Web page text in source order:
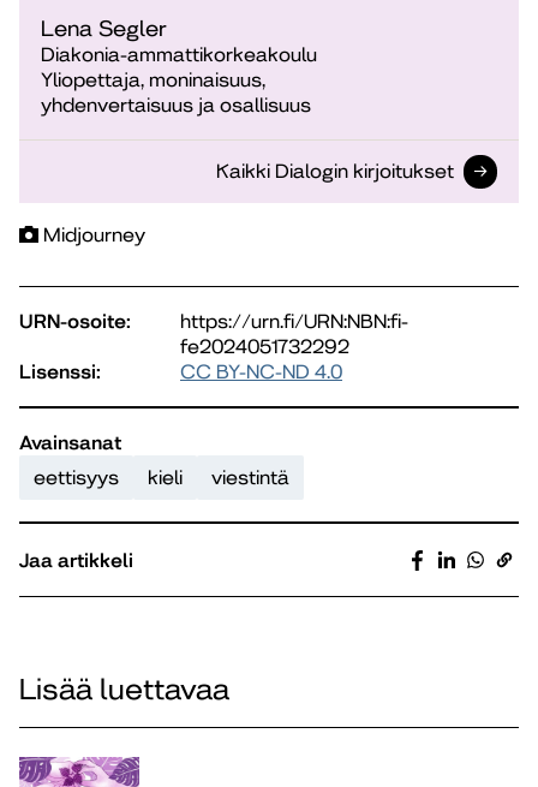
Lena Segler
Diakonia-ammattikorkeakoulu
Yliopettaja, moninaisuus,
yhdenvertaisuus ja osallisuus
Kaikki Dialogin kirjoitukset
Midjourney
URN-osoite:
https://urn.fi/URN:NBN:fi-
fe2024051732292
Lisenssi:
CC BY-NC-ND 4.0
Avainsanat
eettisyys
kieli viestintä
Jaa artikkeli
Lisää luettavaa